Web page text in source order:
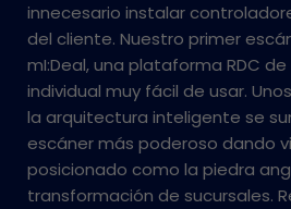
innecesario instalar
del cliente. Nuestro primer
mI:Deal, una plataforma RDC
individual muy fácil de usar.
la arquitectura inteligente se
escáner más poderoso dando
posicionado como la piedra
transformación de sucursales.